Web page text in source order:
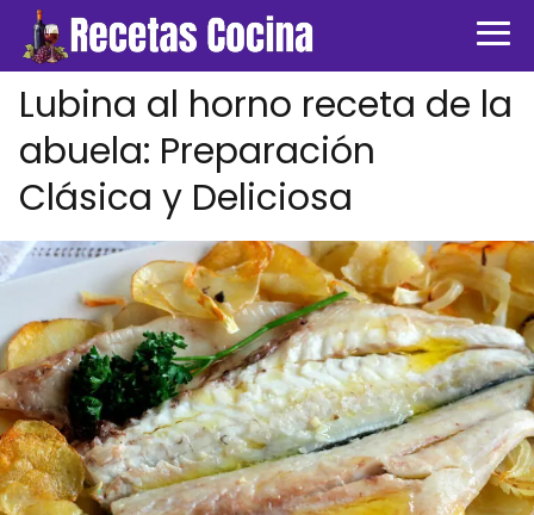
Lubina al horno receta de la
abuela: Preparación
Clásica y Deliciosa